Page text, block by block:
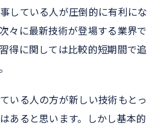
している人が圧倒的に有利にな
々に最新技術が登場する業界で
得に関しては比較的短期間で追
いる人の方が新しい技術もとっ
あると思います。しかし基本的